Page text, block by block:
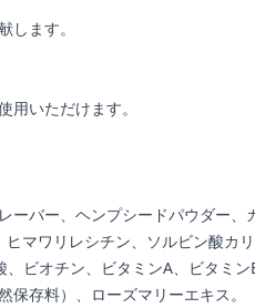
ます。
いただけます。
バー、ヘンプシードパウダー、
マワリレシチン、ソルビン酸カ
ビオチン、ビタミンA、ビタミ
存料）、ローズマリーエキス。